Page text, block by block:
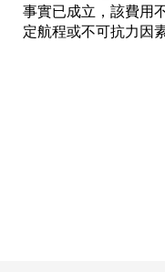
事實已成立，該費用
定航程或不可抗力因